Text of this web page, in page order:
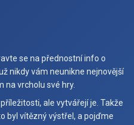
se na přednostní info o
nikdy vám neunikne nejnovější
na vrcholu své hry.
ale vytvářejí je. Takže
byl vítězný výstřel, a pojďme